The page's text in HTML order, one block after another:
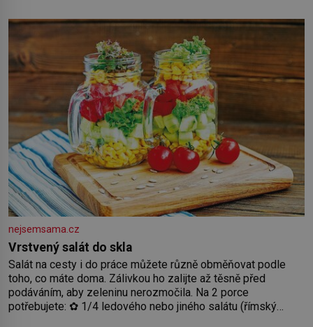
by pokoj miminka měl působit především klidně a útulně.
nejsemsama.cz
Vrstvený salát do skla
Salát na cesty i do práce můžete různě obměňovat podle
toho, co máte doma. Zálivkou ho zalijte až těsně před
podáváním, aby zeleninu nerozmočila. Na 2 porce
potřebujete: ✿ 1/4 ledového nebo jiného salátu (římský